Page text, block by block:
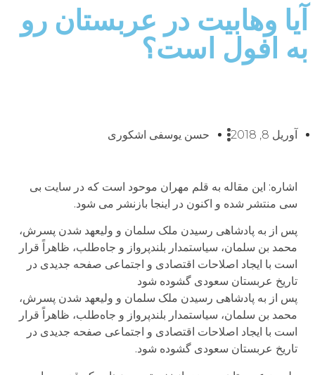
آیا وهابیت در عربستان رو
به افول است؟
آوریل 8, 2018 حسن یوسفی اشکوری
اشاره: این مقاله به قلم مهران موحود است که در سایت بی
سی منتشر شده و اکنون در اینجا بازنشر می شود.
پس از به پادشاهی رسیدن ملک سلمان و ولیعهد شدن پسرش،
محمد بن سلمان، سیاستمدار بلند‌پرواز و جاه‌طلب، ظاهراً قرار
است با ایجاد اصلاحات اقتصادی و اجتماعی صفحه جدیدی در
تاریخ عربستان سعودی گشوده شود
پس از به پادشاهی رسیدن ملک سلمان و ولیعهد شدن پسرش،
محمد بن سلمان، سیاستمدار بلند‌پرواز و جاه‌طلب، ظاهراً قرار
است با ایجاد اصلاحات اقتصادی و اجتماعی صفحه جدیدی در
تاریخ عربستان سعودی گشوده شود.